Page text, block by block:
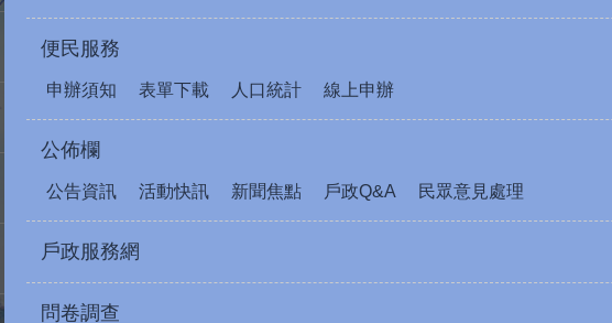
便民服務
申辦須知 表單下載 人口統計 線上申辦
公佈欄
公告資訊 活動快訊 新聞焦點 戶政Q&A 民眾意見處理
戶政服務網
問卷調查